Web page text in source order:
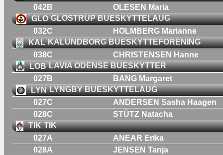
042B
OLESEN Maria
GLO GLOSTRUP BUESKYTTELAUG
032C
HOLMBERG Marianne
KAL KALUNDBORG BUESKYTTEFORENING
038C
CHRISTENSEN Hanne
LOB LAVIA ODENSE BUESKYTTER
027B
BANG Margaret
LYN LYNGBY BUESKYTTELAUG
027C
ANDERSEN Sasha Haagen
028C
STÜTZ Natacha
TIK TIK
027A
ANEAR Erika
028A
JENSEN Tanja